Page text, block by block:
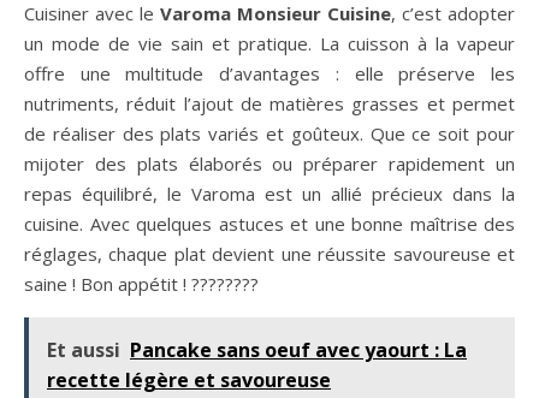
Cuisiner avec le Varoma Monsieur Cuisine, c’est adopter
un mode de vie sain et pratique. La cuisson à la vapeur
offre une multitude d’avantages : elle préserve les
nutriments, réduit l’ajout de matières grasses et permet
de réaliser des plats variés et goûteux. Que ce soit pour
mijoter des plats élaborés ou préparer rapidement un
repas équilibré, le Varoma est un allié précieux dans la
cuisine. Avec quelques astuces et une bonne maîtrise des
réglages, chaque plat devient une réussite savoureuse et
saine ! Bon appétit ! ????️????
Et aussi Pancake sans oeuf avec yaourt : La
recette légère et savoureuse